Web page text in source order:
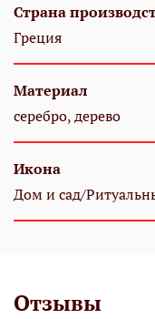
Страна
Греция
Материал
серебро, дерево
Икона
Дом и сад/
Отзывы